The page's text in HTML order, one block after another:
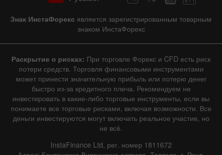
Знак ИнстаФорекс является зарегистрированным товарным
знаком ИнстаФорекс
Раскрытие о рисках: При торговле Форекс и CFD есть риск
потери средств. Торговля финансовыми инструментами
может принести значительную прибыль или потерю денег
быстро из-за кредитного плеча. Рекомендуем не
инвестировать в какие-либо торговые инструменты, если вы
понимаете все торговые рисками, включая возможности. Все
деньги инвестируются могут включать реальное участие, но
не всё.
InstaFinance Ltd, рег. номер 1811672